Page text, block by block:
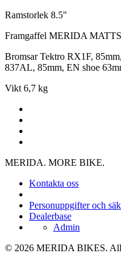
Ramstorlek 8.5"
Framgaffel MERIDA
Bromsar Tektro RX1F,
837AL, 85mm, EN shoe
Vikt 6,7 kg
MERIDA. MORE BIKE.
Kontakta oss
Personuppgifter och
Dealerbase
Admin
© 2026 MERIDA BIKES. All